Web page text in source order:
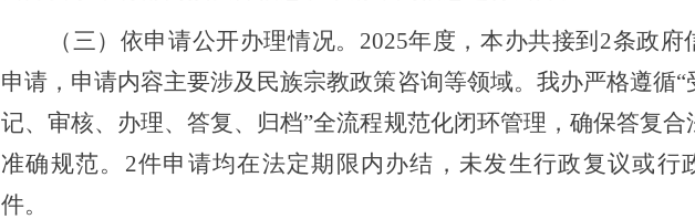
（三）依申请公开办理情况。2025年度，本办共接到2条政府
申请，申请内容主要涉及民族宗教政策咨询等领域。我办严格遵循“
记、审核、办理、答复、归档”全流程规范化闭环管理，确保答复合
准确规范。2件申请均在法定期限内办结，未发生行政复议或行
件。